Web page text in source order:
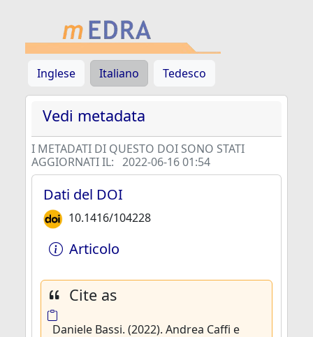
Inglese Italiano Tedesco
Vedi metadata
I METADATI DI QUESTO DOI SONO STATI
AGGIORNATI IL: 2022-06-16 01:54
Dati del DOI
10.1416/104228
Articolo
Cite as
Daniele Bassi. (2022). Andrea Caffi e